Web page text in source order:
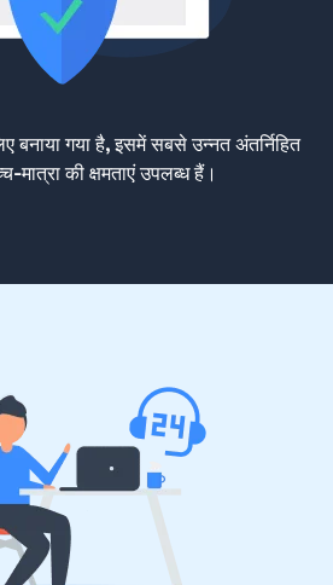
बनाया गया है, इसमें सबसे उन्नत अंतर्निहित
मात्रा की क्षमताएं उपलब्ध हैं।